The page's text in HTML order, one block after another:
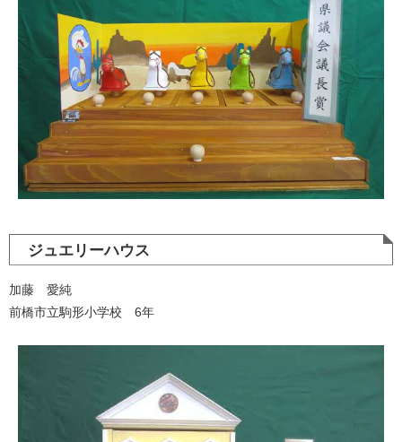
ジュエリーハウス
加藤 愛純
前橋市立駒形小学校 6年